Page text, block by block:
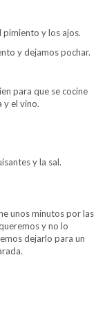
y los ajos.
y dejamos pochar.
para que se cocine
y el vino.
y la sal.
unos minutos por las
y no lo
dejarlo para un